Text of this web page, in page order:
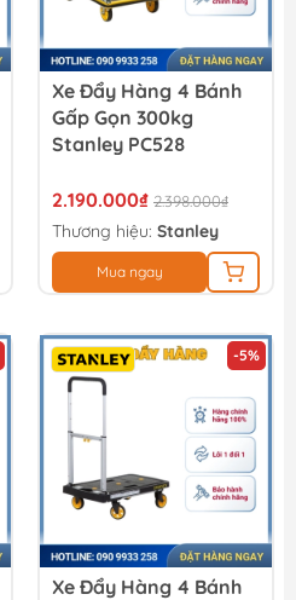
Xe Đẩy Hàng 4 Bánh
Gấp Gọn 300kg
Stanley PC528
2.190.000₫ 2.398.000₫
Thương hiệu: Stanley
Mua ngay
-5%
Xe Đẩy Hàng 4 Bánh